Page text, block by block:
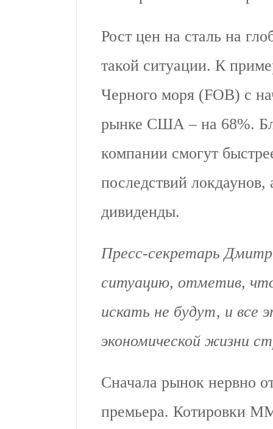
Рост цен на сталь на
такой ситуации. К
Черного моря (FOB) с
рынке США – на 68%.
компании смогут
последствий
дивиденды.
Пресс-секретарь
ситуацию, отметив,
искать не будут, и все
экономической жизни
Сначала рынок нервно
премьера. Котировки